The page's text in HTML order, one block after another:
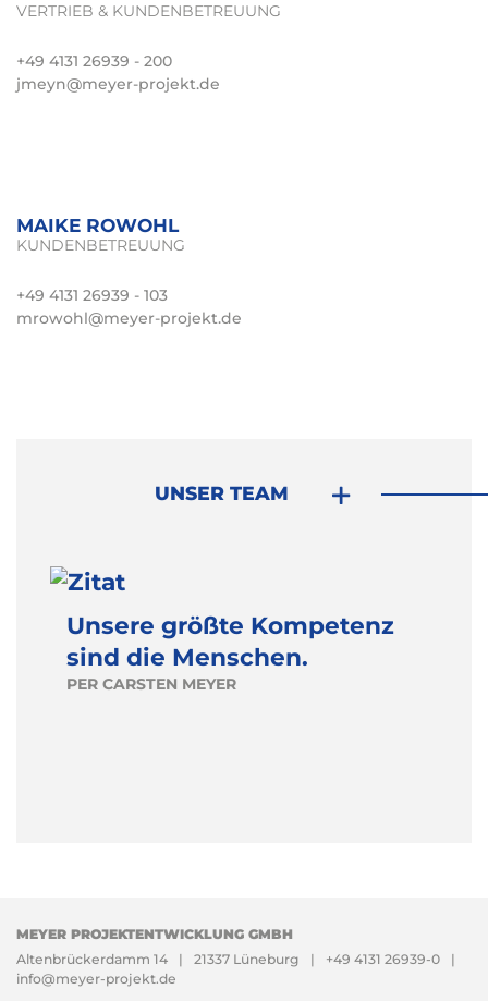
VERTRIEB & KUNDENBETREUUNG
+49 4131 26939 - 200
jmeyn@meyer-projekt.de
MAIKE ROWOHL
KUNDENBETREUUNG
+49 4131 26939 - 103
mrowohl@meyer-projekt.de
UNSER TEAM
Unsere größte Kompetenz
sind die Menschen.
PER CARSTEN MEYER
MEYER PROJEKTENTWICKLUNG GMBH
Altenbrückerdamm 14
21337 Lüneburg
+49 4131 26939-0
info@meyer-projekt.de